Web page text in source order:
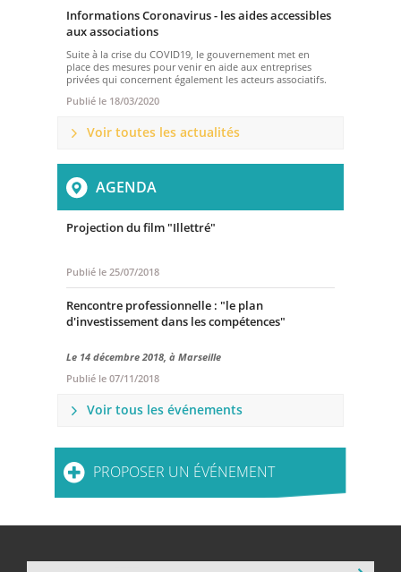
Informations Coronavirus - les aides accessibles
aux associations
Suite à la crise du COVID19, le gouvernement met en
place des mesures pour venir en aide aux entreprises
privées qui concernent également les acteurs associatifs.
Publié le 18/03/2020
Voir toutes les actualités
AGENDA
Projection du film "Illettré"
Publié le 25/07/2018
Rencontre professionnelle : "le plan
d'investissement dans les compétences"
Le 14 décembre 2018, à Marseille
Publié le 07/11/2018
Voir tous les événements
PROPOSER UN ÉVÉNEMENT